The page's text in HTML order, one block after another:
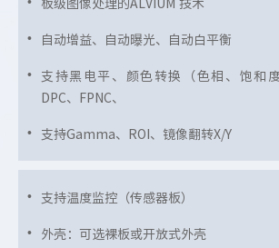
自动增益、自动曝光、自动白平衡
支持黑电平、颜色转换（色相、饱和
DPC、FPNC、
支持Gamma、ROI、镜像翻转X/Y
支持温度监控（传感器板）
外壳：可选裸板或开放式外壳